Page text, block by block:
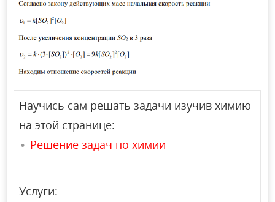
Научись сам решать задачи изучив химию
на этой странице:
Решение задач по химии
Услуги: